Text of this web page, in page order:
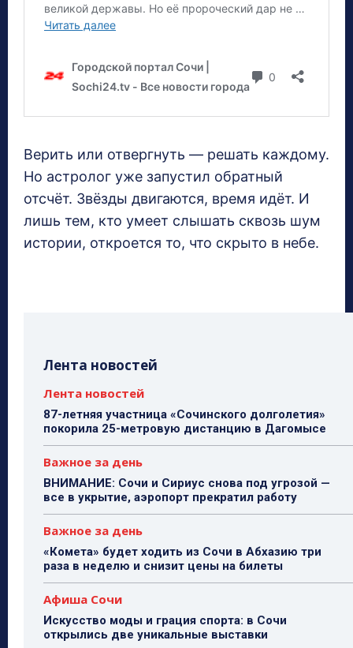
Верить или отвергнуть — решать каждому.
Но астролог уже запустил обратный
отсчёт. Звёзды двигаются, время идёт. И
лишь тем, кто умеет слышать сквозь шум
истории, откроется то, что скрыто в небе.
Лента новостей
Лента новостей
87-летняя участница «Сочинского долголетия»
покорила 25-метровую дистанцию в Дагомысе
Важное за день
ВНИМАНИЕ: Сочи и Сириус снова под угрозой —
все в укрытие, аэропорт прекратил работу
Важное за день
«Комета» будет ходить из Сочи в Абхазию три
раза в неделю и снизит цены на билеты
Афиша Сочи
Искусство моды и грация спорта: в Сочи
открылись две уникальные выставки